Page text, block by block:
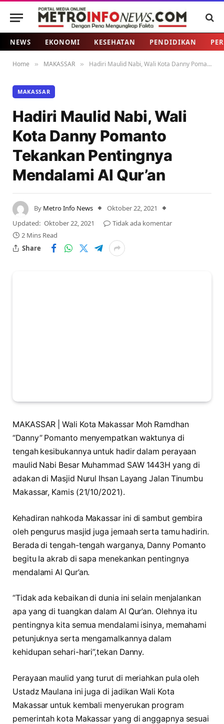
NEWS EKONOMI KESEHATAN PENDIDIKAN
Home » MAKASSAR » Hadiri Maulid Nabi, Wali Kota Danny Pomanto Tekankan Pentingnya Mendalami Al Qur’an
MAKASSAR
Hadiri Maulid Nabi, Wali
Kota Danny Pomanto
Tekankan Pentingnya
Mendalami Al Qur’an
By Metro Info News
Oktober 22, 2021
Updated: Oktober 22, 2021
Tidak ada komentar
2 Mins Read
Share
MAKASSAR | Wali Kota Makassar Moh Ramdhan
“Danny” Pomanto menyempatkan waktunya di
tengah kesibukannya untuk hadir dalam perayaan
maulid Nabi Besar Muhammad SAW 1443H yang di
adakan di Masjid Nurul Ihsan Layang Jalan Tinumbu
Makassar, Kamis (21/10/2021).
Kehadiran nahkoda Makassar ini di sambut gembira
oleh pengurus masjid juga jemaah serta tamu hadirin.
Berada di tengah-tengah warganya, Danny Pomanto
begitu Ia akrab di sapa menekankan pentingnya
mendalami Al Qur’an.
“Tidak ada kebaikan di dunia ini selain menjalankan
apa yang di tuangkan dalam Al Qur’an. Olehnya itu
pentingnya kita semua mendalami isinya, memahami
petunjuknya serta mengamalkannya dalam
kehidupan sehari-hari”,tekan Danny.
Perayaan maulid yang turut di meriahkan pula oleh
Ustadz Maulana ini juga di jadikan Wali Kota
Makassar untuk kembali menyerukan program
pemerintah kota Makassar yang di anggapnya sesuai